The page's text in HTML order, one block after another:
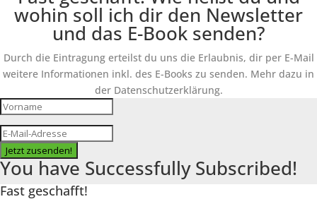
wohin soll ich dir den Newsletter
und das E-Book senden?
Durch die Eintragung erteilst du uns die Erlaubnis, dir per E-Mail
weitere Informationen inkl. des E-Books zu senden. Mehr dazu in
der Datenschutzerklärung.
Jetzt zusenden!
You have Successfully Subscribed!
Fast geschafft!